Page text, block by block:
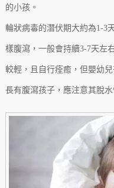
的小孩。
輪狀病毒的潛伏期大約為1-3
樣腹瀉，一般會持續3-7天左
較輕，且自行痊癒，但嬰幼
長有腹瀉孩子，應注意其脫